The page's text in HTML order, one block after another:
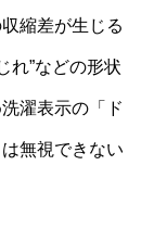
縮差が生じる
れ”などの形状
濯表示の「ド
無視できない